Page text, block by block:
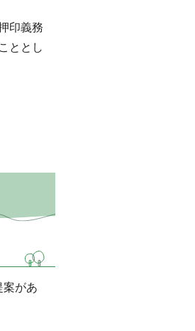
印義務
ととし
案があ